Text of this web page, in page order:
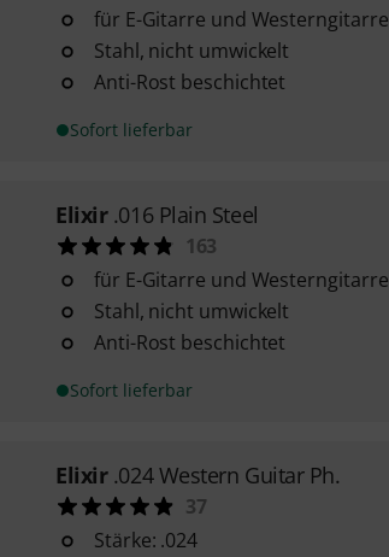
für E-Gitarre und Westerngitarre
Stahl, nicht umwickelt
Anti-Rost beschichtet
Sofort lieferbar
Elixir .016 Plain Steel
163
für E-Gitarre und Westerngitarre
Stahl, nicht umwickelt
Anti-Rost beschichtet
Sofort lieferbar
Elixir .024 Western Guitar Ph.
37
Stärke: .024